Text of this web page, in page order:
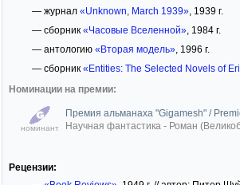
— журнал «Unknown, March 1939», 1939 г.
— сборник «Часовые Вселенной», 1984 г.
— антологию «Вторая модель», 1996 г.
— сборник «Entities: The Selected Novels of
Номинации на премии:
номинант
Премия альманаха "Gigamesh" /
Научная фантастика - Роман
Рецензии: